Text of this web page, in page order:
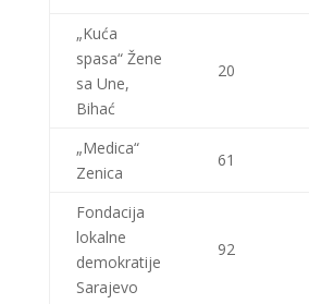
„Kuća
spasa“ Žene
sa Une,
Bihać
20
„Medica“
Zenica
61
Fondacija
lokalne
demokratije
Sarajevo
92